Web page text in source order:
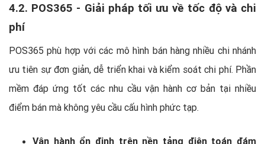
4.2. POS365 - Giải pháp tối ưu về tốc độ và chi
phí
POS365 phù hợp với các mô hình bán hàng nhiều chi nhánh
ưu tiên sự đơn giản, dễ triển khai và kiểm soát chi phí. Phần
mềm đáp ứng tốt các nhu cầu vận hành cơ bản tại nhiều
điểm bán mà không yêu cầu cấu hình phức tạp.
Vận hành ổn định trên nền tảng điện toán đám